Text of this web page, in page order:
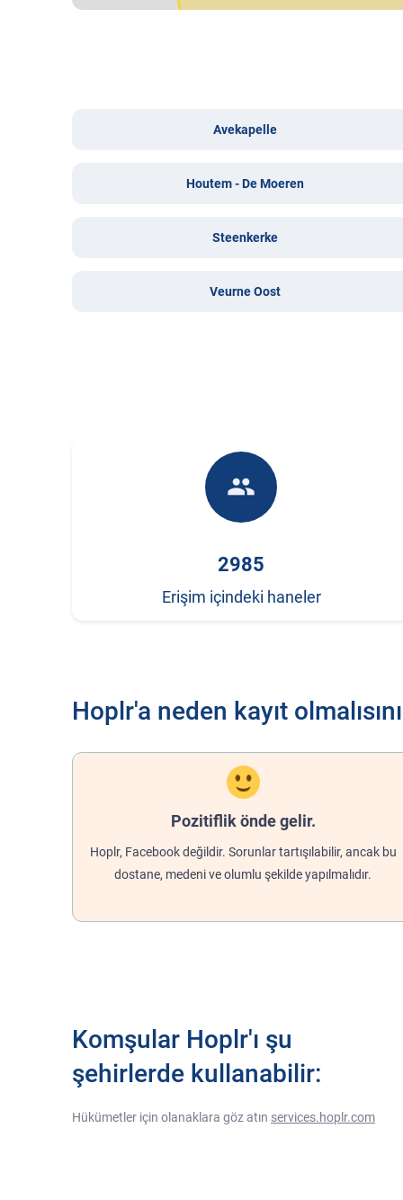
Avekapelle
Houtem - De Moeren
Steenkerke
Veurne Oost
people
2985
Erişim içindeki haneler
Hoplr'a neden kayıt
Pozitiflik önde gelir.
Hoplr, Facebook değildir. Sorunlar tartışılabilir, ancak bu
dostane, medeni ve olumlu şekilde yapılmalıdır.
Komşular Hoplr'ı şu
şehirlerde kullanabilir:
Hükümetler için olanaklara göz atın services.hoplr.com